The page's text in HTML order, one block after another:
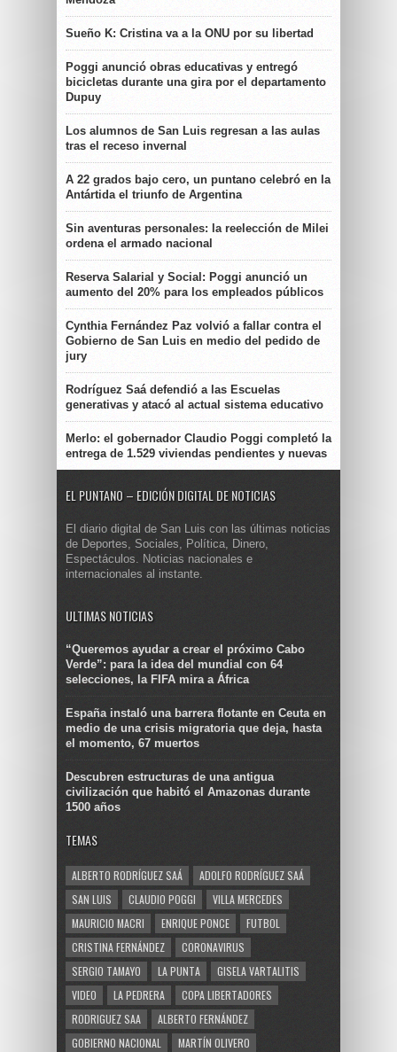
Sueño K: Cristina va a la ONU por su libertad
Poggi anunció obras educativas y entregó
bicicletas durante una gira por el departamento
Dupuy
Los alumnos de San Luis regresan a las aulas
tras el receso invernal
A 22 grados bajo cero, un puntano celebró en la
Antártida el triunfo de Argentina
Sin aventuras personales: la reelección de Milei
ordena el armado nacional
Reserva Salarial y Social: Poggi anunció un
aumento del 20% para los empleados públicos
Cynthia Fernández Paz volvió a fallar contra el
Gobierno de San Luis en medio del pedido de
jury
Rodríguez Saá defendió a las Escuelas
generativas y atacó al actual sistema educativo
Merlo: el gobernador Claudio Poggi completó la
entrega de 1.529 viviendas pendientes y nuevas
EL PUNTANO – EDICIÓN DIGITAL DE NOTICIAS
El diario digital de San Luis con las últimas noticias
de Deportes, Sociales, Política, Dinero,
Espectáculos. Noticias nacionales e
internacionales al instante.
ULTIMAS NOTICIAS
“Queremos ayudar a crear el próximo Cabo
Verde”: para la idea del mundial con 64
selecciones, la FIFA mira a África
España instaló una barrera flotante en Ceuta en
medio de una crisis migratoria que deja, hasta
el momento, 67 muertos
Descubren estructuras de una antigua
civilización que habitó el Amazonas durante
1500 años
TEMAS
ALBERTO RODRÍGUEZ SAÁ
ADOLFO RODRÍGUEZ SAÁ
SAN LUIS
CLAUDIO POGGI
VILLA MERCEDES
MAURICIO MACRI
ENRIQUE PONCE
FUTBOL
CRISTINA FERNÁNDEZ
CORONAVIRUS
SERGIO TAMAYO
LA PUNTA
GISELA VARTALITIS
VIDEO
LA PEDRERA
COPA LIBERTADORES
RODRIGUEZ SAA
ALBERTO FERNÁNDEZ
GOBIERNO NACIONAL
MARTÍN OLIVERO